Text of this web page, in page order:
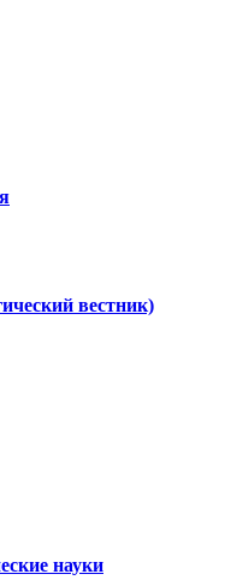
вестник)
науки